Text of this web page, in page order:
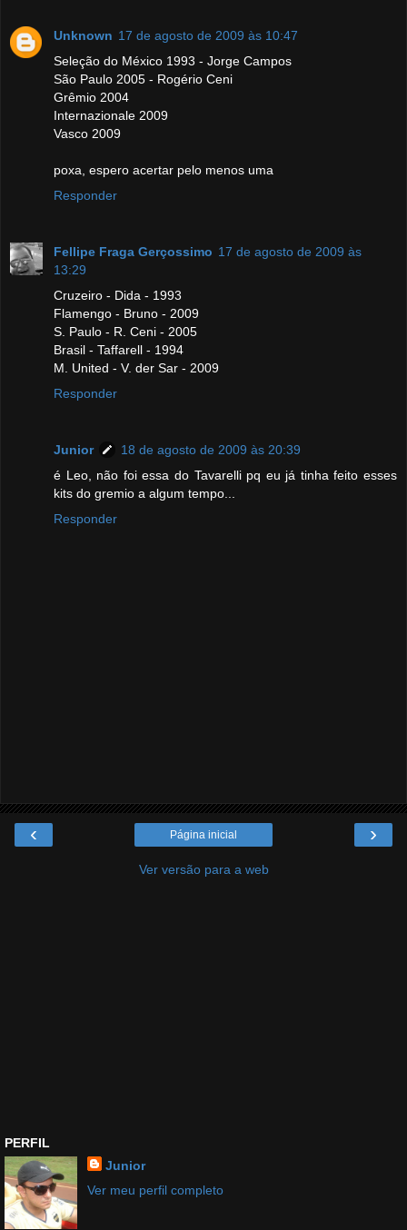
Unknown 17 de agosto de 2009 às 10:47
Seleção do México 1993 - Jorge Campos
São Paulo 2005 - Rogério Ceni
Grêmio 2004
Internazionale 2009
Vasco 2009
poxa, espero acertar pelo menos uma
Responder
Fellipe Fraga Gerçossimo 17 de agosto de 2009 às
13:29
Cruzeiro - Dida - 1993
Flamengo - Bruno - 2009
S. Paulo - R. Ceni - 2005
Brasil - Taffarell - 1994
M. United - V. der Sar - 2009
Responder
Junior
18 de agosto de 2009 às 20:39
é Leo, não foi essa do Tavarelli pq eu já tinha feito esses
kits do gremio a algum tempo...
Responder
‹ ›
Página inicial
Ver versão para a web
PERFIL
Junior
Ver meu perfil completo